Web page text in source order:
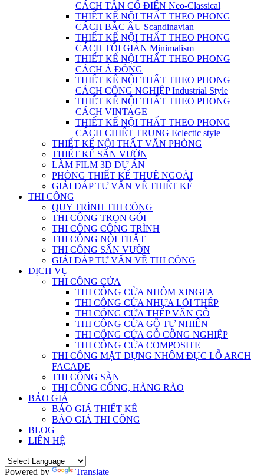
CÁCH TÂN CỔ ĐIỂN Neo-Classical
THIẾT KẾ NỘI THẤT THEO PHONG
CÁCH BẮC ÂU Scandinavian
THIẾT KẾ NỘI THẤT THEO PHONG
CÁCH TỐI GIẢN Minimalism
THIẾT KẾ NỘI THẤT THEO PHONG
CÁCH Á ĐÔNG
THIẾT KẾ NỘI THẤT THEO PHONG
CÁCH CÔNG NGHIỆP Industrial Style
THIẾT KẾ NỘI THẤT THEO PHONG
CÁCH VINTAGE
THIẾT KẾ NỘI THẤT THEO PHONG
CÁCH CHIẾT TRUNG Eclectic style
THIẾT KẾ NỘI THẤT VĂN PHÒNG
THIẾT KẾ SÂN VƯỜN
LÀM FILM 3D DỰ ÁN
PHÒNG THIẾT KẾ THUÊ NGOÀI
GIẢI ĐÁP TƯ VẤN VỀ THIẾT KẾ
THI CÔNG
QUY TRÌNH THI CÔNG
THI CÔNG TRỌN GÓI
THI CÔNG CÔNG TRÌNH
THI CÔNG NỘI THẤT
THI CÔNG SÂN VƯỜN
GIẢI ĐÁP TƯ VẤN VỀ THI CÔNG
DỊCH VỤ
THI CÔNG CỬA
THI CÔNG CỬA NHÔM XINGFA
THI CÔNG CỬA NHỰA LÕI THÉP
THI CÔNG CỬA THÉP VÂN GỖ
THI CÔNG CỬA GỖ TỰ NHIÊN
THI CÔNG CỬA GỖ CÔNG NGHIỆP
THI CÔNG CỬA COMPOSITE
THI CÔNG MẶT DỰNG NHÔM ĐỤC LỖ ARCH
FACADE
THI CÔNG SÀN
THI CÔNG CỔNG, HÀNG RÀO
BÁO GIÁ
BÁO GIÁ THIẾT KẾ
BÁO GIÁ THI CÔNG
BLOG
LIÊN HỆ
Powered by Translate